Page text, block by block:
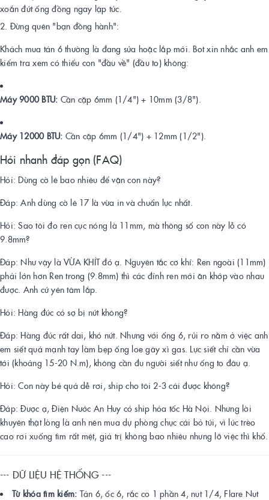
xoắn đứt ống đồng ngay lập tức.
2. Đừng quên "bạn đồng hành":
Khách mua tán 6 thường là đang sửa hoặc lắp mới. Bot xin nhắc anh em
kiểm tra xem có thiếu con "đầu về" (đầu to) không:
Máy 9000 BTU: Cần cặp 6mm (1/4") + 10mm (3/8").
Máy 12000 BTU: Cần cặp 6mm (1/4") + 12mm (1/2").
Hỏi nhanh đáp gọn (FAQ)
Hỏi: Dùng cờ lê bao nhiêu để vặn con này?
Đáp: Anh dùng cờ lê 17 là vừa in và chuẩn lực nhất.
Hỏi: Sao tôi đo ren cục nóng là 11mm, mà thông số con này lỗ có
9.8mm?
Đáp: Như vậy là VỪA KHÍT đó ạ. Nguyên tắc cơ khí: Ren ngoài (11mm)
phải lớn hơn Ren trong (9.8mm) thì các đỉnh ren mới ăn khớp vào nhau
được. Anh cứ yên tâm lắp.
Hỏi: Hàng đúc có sợ bị nứt không?
Đáp: Hàng đúc rất dai, khó nứt. Nhưng với ống 6, rủi ro nằm ở việc anh
em siết quá mạnh tay làm bẹp ống loe gây xì gas. Lực siết chỉ cần vừa
tới (khoảng 15-20 N.m), không cần đu người siết như ống to đâu ạ.
Hỏi: Con này bé quá dễ rơi, ship cho tôi 2-3 cái được không?
Đáp: Được ạ, Điện Nước An Huy có ship hỏa tốc Hà Nội. Nhưng lời
khuyên thật lòng là anh nên mua dự phòng chục cái bỏ túi, vì lúc trèo
cao rơi xuống tìm rất mệt, giá trị không bao nhiêu nhưng lỡ việc thì khổ.
--- DỮ LIỆU HỆ THỐNG ---
Từ khóa tìm kiếm: Tán 6, ốc 6, rắc co 1 phần 4, nut 1/4, Flare Nut